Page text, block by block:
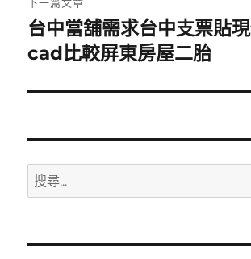
下
一
文
台中當舖需求台中支票貼
cad比較屏東房屋二胎
搜
尋
鍵